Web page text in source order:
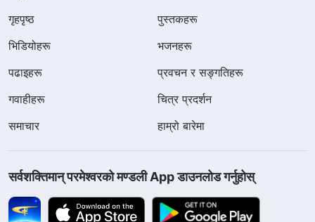
गृहपृष्ठ
पुस्तकहरू
भिडियोहरू
भजनहरू
पढाइहरू
प्रवचन र सङ्गतिहरू
गवाहीहरू
चित्र प्रदर्शन
समाचार
हाम्रो बारेमा
सर्वशक्तिमान्‌ परमेश्‍वरको मण्डली App डाउनलोड गर्नुहोस्